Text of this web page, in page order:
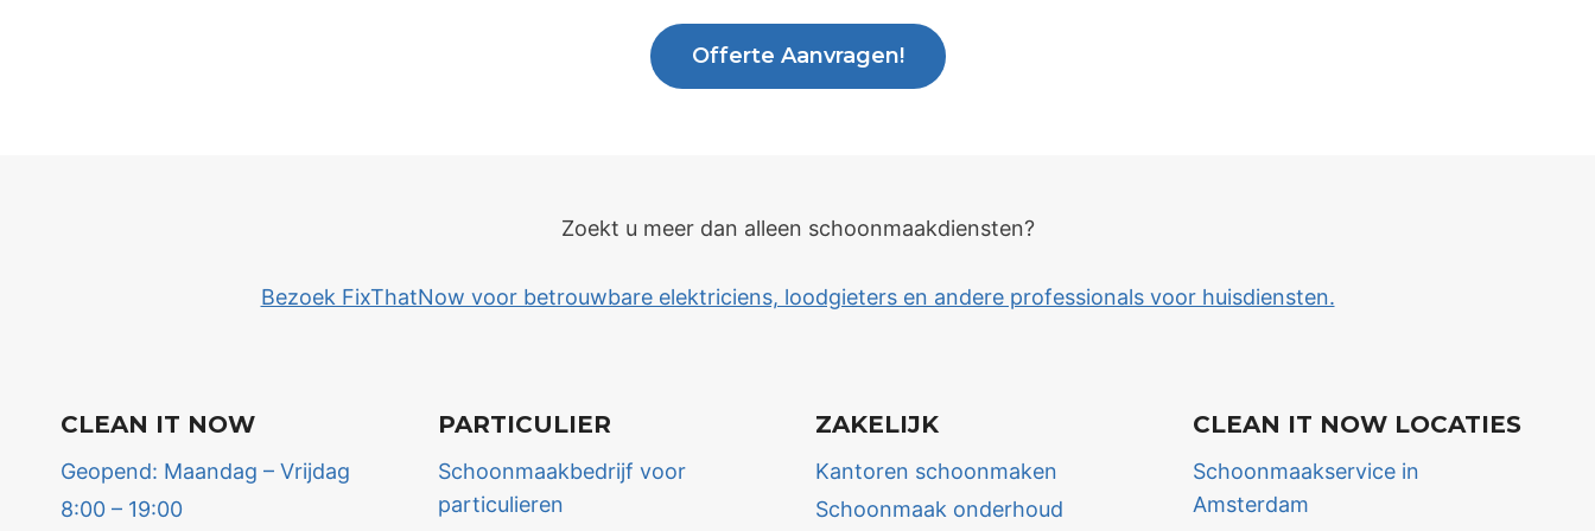
Offerte Aanvragen!
Zoekt u meer dan alleen schoonmaakdiensten?
Bezoek FixThatNow voor betrouwbare elektriciens, loodgieters en andere professionals voor huisdiensten.
CLEAN IT NOW
Geopend: Maandag – Vrijdag
8:00 – 19:00
PARTICULIER
Schoonmaakbedrijf voor
particulieren
ZAKELIJK
Kantoren schoonmaken
Schoonmaak onderhoud
CLEAN IT NOW LOCATIES
Schoonmaakservice in
Amsterdam